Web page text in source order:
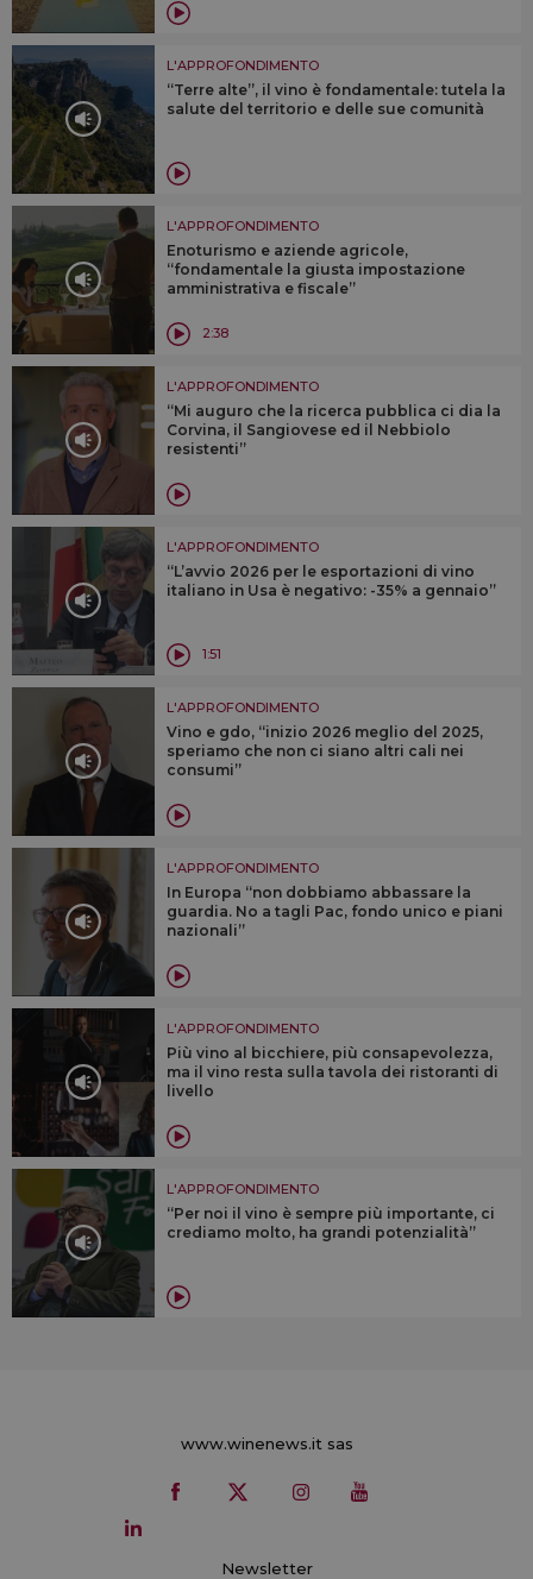
L'APPROFONDIMENTO
“Terre alte”, il vino è fondamentale: tutela la
salute del territorio e delle sue comunità
L'APPROFONDIMENTO
Enoturismo e aziende agricole,
“fondamentale la giusta impostazione
amministrativa e fiscale”
2:38
L'APPROFONDIMENTO
“Mi auguro che la ricerca pubblica ci dia la
Corvina, il Sangiovese ed il Nebbiolo
resistenti”
L'APPROFONDIMENTO
“L’avvio 2026 per le esportazioni di vino
italiano in Usa è negativo: -35% a gennaio”
1:51
L'APPROFONDIMENTO
Vino e gdo, “inizio 2026 meglio del 2025,
speriamo che non ci siano altri cali nei
consumi”
L'APPROFONDIMENTO
In Europa “non dobbiamo abbassare la
guardia. No a tagli Pac, fondo unico e piani
nazionali”
L'APPROFONDIMENTO
Più vino al bicchiere, più consapevolezza,
ma il vino resta sulla tavola dei ristoranti di
livello
L'APPROFONDIMENTO
“Per noi il vino è sempre più importante, ci
crediamo molto, ha grandi potenzialità”
www.winenews.it sas
Newsletter